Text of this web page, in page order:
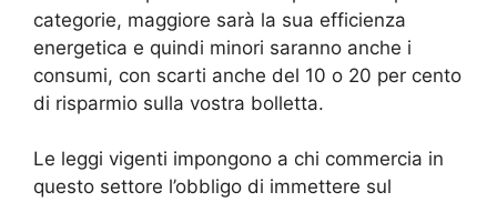
categorie, maggiore sarà la sua efficienza
energetica e quindi minori saranno anche i
consumi, con scarti anche del 10 o 20 per cento
di risparmio sulla vostra bolletta.
Le leggi vigenti impongono a chi commercia in
questo settore l’obbligo di immettere sul